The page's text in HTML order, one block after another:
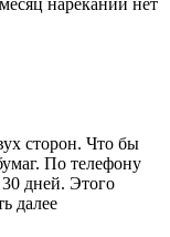
нареканий нет
сторон. Что бы
По телефону
дней. Этого
далее